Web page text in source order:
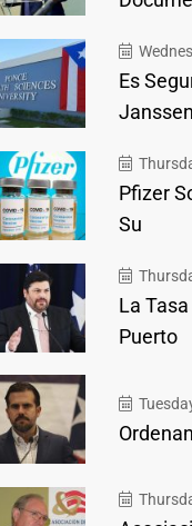
Es
Pfizer
Su
La
Puerto